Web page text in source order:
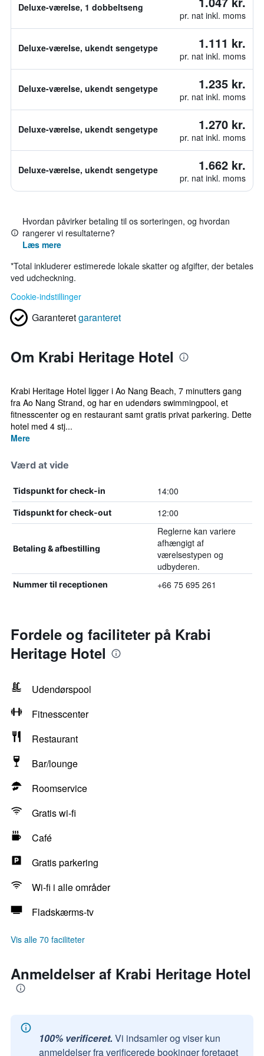
Deluxe-værelse, 1 dobbeltseng
pr. nat inkl. moms
Deluxe-værelse, ukendt sengetype 1.111 kr.
pr. nat inkl. moms
Deluxe-værelse, ukendt sengetype 1.235 kr.
pr. nat inkl. moms
Deluxe-værelse, ukendt sengetype 1.270 kr.
pr. nat inkl. moms
Deluxe-værelse, ukendt sengetype 1.662 kr.
pr. nat inkl. moms
Hvordan påvirker betaling til os sorteringen, og hvordan
rangerer vi resultaterne?
Læs mere
*Total inkluderer estimerede lokale skatter og afgifter, der betales
ved udcheckning.
Cookie-indstillinger
Garanteretgaranteret
Om Krabi Heritage Hotel
Krabi Heritage Hotel ligger i Ao Nang Beach, 7 minutters gang
fra Ao Nang Strand, og har en udendørs swimmingpool, et
fitnesscenter og en restaurant samt gratis privat parkering. Dette
hotel med 4 stj...
Mere
Værd at vide
Tidspunkt for check-in 14:00
Tidspunkt for check-out 12:00
Betaling & afbestilling
Reglerne kan variere
afhængigt af
værelsestypen og
udbyderen.
Nummer til receptionen +66 75 695 261
Fordele og faciliteter på Krabi
Heritage Hotel
Udendørspool
Fitnesscenter
Restaurant
Bar/lounge
Roomservice
Gratis wi-fi
Café
Gratis parkering
Wi-fi i alle områder
Fladskærms-tv
Vis alle 70 faciliteter
Anmeldelser af Krabi Heritage Hotel
100% verificeret. Vi indsamler og viser kun
anmeldelser fra verificerede bookinger foretaget